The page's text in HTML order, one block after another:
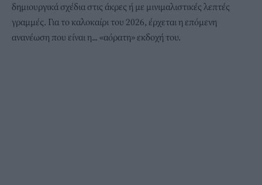
δημιουργικά σχέδια στις άκρες ή με μινιμαλιστικές λεπτές
γραμμές. Για το καλοκαίρι του 2026, έρχεται η επόμενη
ανανέωση που είναι η... «αόρατη» εκδοχή του.